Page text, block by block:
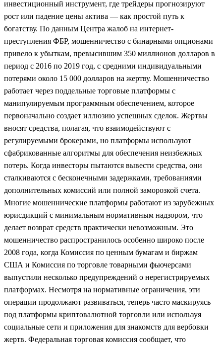
инвестиционный инструмент, где трейдеры прогнозируют
рост или падение цены актива — как простой путь к
богатству. По данным Центра жалоб на интернет-
преступления ФБР, мошенничество с бинарными опционами
привело к убыткам, превысившим 350 миллионов долларов в
период с 2016 по 2019 год, с средними индивидуальными
потерями около 15 000 долларов на жертву. Мошенничество
работает через поддельные торговые платформы с
манипулируемым программным обеспечением, которое
первоначально создает иллюзию успешных сделок. Жертвы
вносят средства, полагая, что взаимодействуют с
регулируемыми брокерами, но платформы используют
сфабрикованные алгоритмы для обеспечения неизбежных
потерь. Когда инвесторы пытаются вывести средства, они
сталкиваются с бесконечными задержками, требованиями
дополнительных комиссий или полной заморозкой счета.
Многие мошеннические платформы работают из зарубежных
юрисдикций с минимальным нормативным надзором, что
делает возврат средств практически невозможным. Это
мошенничество распространилось особенно широко после
2008 года, когда Комиссия по ценным бумагам и биржам
США и Комиссия по торговле товарными фьючерсами
выпустили несколько предупреждений о нерегистрируемых
платформах. Несмотря на нормативные ограничения, эти
операции продолжают развиваться, теперь часто маскируясь
под платформы криптовалютной торговли или используя
социальные сети и приложения для знакомств для вербовки
жертв. Федеральная торговая комиссия сообщает, что